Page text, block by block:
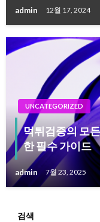
admin 12월 17, 2024
UNCATEGORIZED
먹튀검증의 모
한 필수 가이드
admin 7월 23, 2025
검색